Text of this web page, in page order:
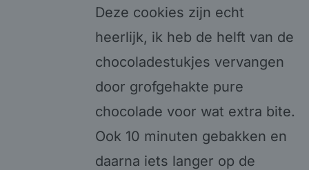
Deze cookies zijn echt
heerlijk, ik heb de helft van de
chocoladestukjes vervangen
door grofgehakte pure
chocolade voor wat extra bite.
Ook 10 minuten gebakken en
daarna iets langer op de